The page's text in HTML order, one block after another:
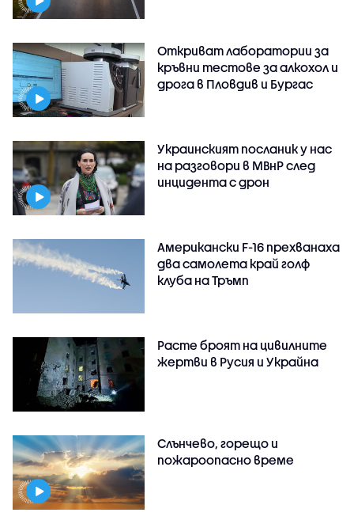
Откриват лаборатории за
кръвни тестове за алкохол и
дрога в Пловдив и Бургас
Украинският посланик у нас
на разговори в МВнР след
инцидента с дрон
Американски F-16 прехванаха
два самолета край голф
клуба на Тръмп
Расте броят на цивилните
жертви в Русия и Украйна
Слънчево, горещо и
пожароопасно време